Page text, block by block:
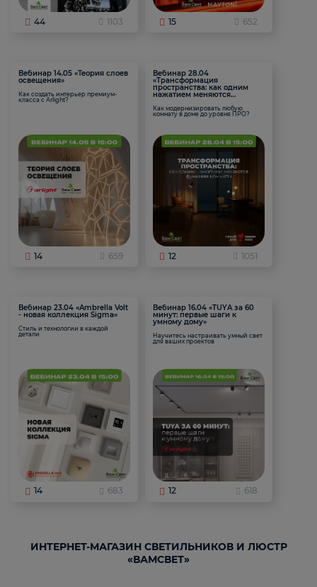
44 1103 15 652
Вебинар 14.05 «Теория слоев
освещения»
Как создать интерьер премиум-
класса с Arlight?
14 659
Вебинар 28.04
«Трансформация
пространства: как одним
нажатием меняются
Как модернизировать любую
комнату в доме до уровня ПРО?
12 1051
Вебинар 23.04 «Ambrella Volt
- новая коллекция Sigma»
Стиль и технологии в каждой
детали
14 683
Вебинар 16.04 «TUYA за 60
минут: первые шаги к
умному дому»
Научитесь настраивать умный свет
для ваших проектов
12 618
ИНТЕРНЕТ-МАГАЗИН СВЕТИЛЬНИКОВ И ЛЮСТР
«ВАМСВЕТ»